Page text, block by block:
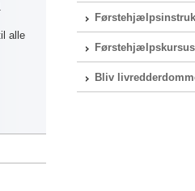
alle
Førstehjælpskursus
Bliv